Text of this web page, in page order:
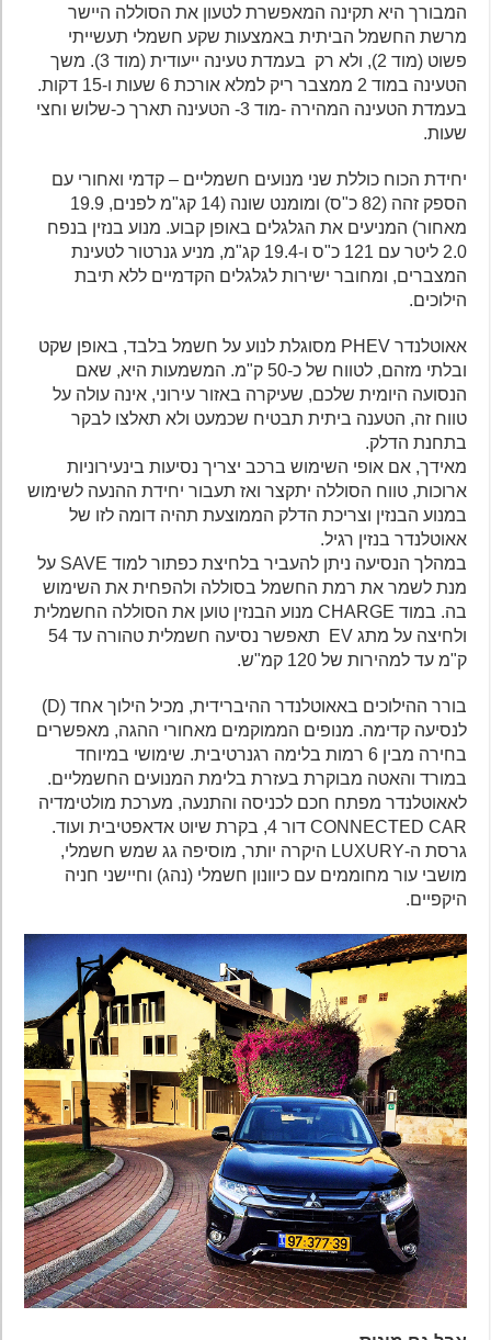
המבורך היא תקינה המאפשרת לטעון את הסוללה היישר
מרשת החשמל הביתית באמצעות שקע חשמלי תעשייתי
פשוט (מוד 2), ולא רק בעמדת טעינה ייעודית (מוד 3). משך
הטעינה במוד 2 ממצבר ריק למלא אורכת 6 שעות ו-15 דקות.
בעמדת הטעינה המהירה -מוד 3- הטעינה תארך כ-שלוש וחצי
שעות.
יחידת הכוח כוללת שני מנועים חשמליים – קדמי ואחורי עם
הספק זהה (82 כ"ס) ומומנט שונה (14 קג"מ לפנים, 19.9
מאחור) המניעים את הגלגלים באופן קבוע. מנוע בנזין בנפח
2.0 ליטר עם 121 כ"ס ו-19.4 קג"מ, מניע גנרטור לטעינת
המצברים, ומחובר ישירות לגלגלים הקדמיים ללא תיבת
הילוכים.
אאוטלנדר PHEV מסוגלת לנוע על חשמל בלבד, באופן שקט
ובלתי מזהם, לטווח של כ-50 ק"מ. המשמעות היא, שאם
הנסועה היומית שלכם, שעיקרה באזור עירוני, אינה עולה על
טווח זה, הטענה ביתית תבטיח שכמעט ולא תאלצו לבקר
בתחנת הדלק.
מאידך, אם אופי השימוש ברכב יצריך נסיעות בינעירוניות
ארוכות, טווח הסוללה יתקצר ואז תעבור יחידת ההנעה לשימוש
במנוע הבנזין וצריכת הדלק הממוצעת תהיה דומה לזו של
אאוטלנדר בנזין רגיל.
במהלך הנסיעה ניתן להעביר בלחיצת כפתור למוד SAVE על
מנת לשמר את רמת החשמל בסוללה ולהפחית את השימוש
בה. במוד CHARGE מנוע הבנזין טוען את הסוללה החשמלית
ולחיצה על מתג EV תאפשר נסיעה חשמלית טהורה עד 54
ק"מ עד למהירות של 120 קמ"ש.
בורר ההילוכים באאוטלנדר ההיברידית, מכיל הילוך אחד (D)
לנסיעה קדימה. מנופים הממוקמים מאחורי ההגה, מאפשרים
בחירה מבין 6 רמות בלימה רגנרטיבית. שימושי במיוחד
במורד והאטה מבוקרת בעזרת בלימת המנועים החשמליים.
לאאוטלנדר מפתח חכם לכניסה והתנעה, מערכת מולטימדיה
CONNECTED CAR דור 4, בקרת שיוט אדאפטיבית ועוד.
גרסת ה-LUXURY היקרה יותר, מוסיפה גג שמש חשמלי,
מושבי עור מחוממים עם כיוונון חשמלי (נהג) וחיישני חניה
היקפיים.